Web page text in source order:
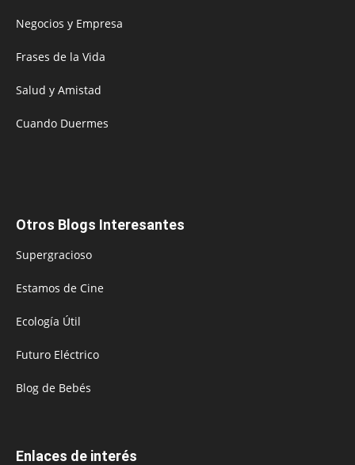
Negocios y Empresa
Frases de la Vida
Salud y Amistad
Cuando Duermes
Otros Blogs Interesantes
Supergracioso
Estamos de Cine
Ecología Útil
Futuro Eléctrico
Blog de Bebés
Enlaces de interés